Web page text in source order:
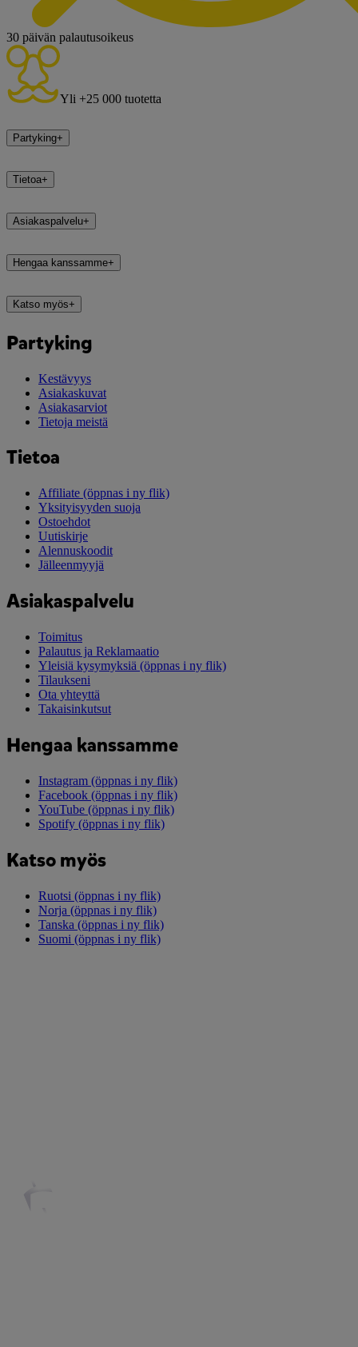
30 päivän palautusoikeus
Yli +25 000 tuotetta
Partyking+
Tietoa+
Asiakaspalvelu+
Hengaa kanssamme+
Katso myös+
Partyking
Kestävyys
Asiakaskuvat
Asiakasarviot
Tietoja meistä
Tietoa
Affiliate (öppnas i ny flik)
Yksityisyyden suoja
Ostoehdot
Uutiskirje
Alennuskoodit
Jälleenmyyjä
Asiakaspalvelu
Toimitus
Palautus ja Reklamaatio
Yleisiä kysymyksiä (öppnas i ny flik)
Tilaukseni
Ota yhteyttä
Takaisinkutsut
Hengaa kanssamme
Instagram (öppnas i ny flik)
Facebook (öppnas i ny flik)
YouTube (öppnas i ny flik)
Spotify (öppnas i ny flik)
Katso myös
Ruotsi (öppnas i ny flik)
Norja (öppnas i ny flik)
Tanska (öppnas i ny flik)
Suomi (öppnas i ny flik)